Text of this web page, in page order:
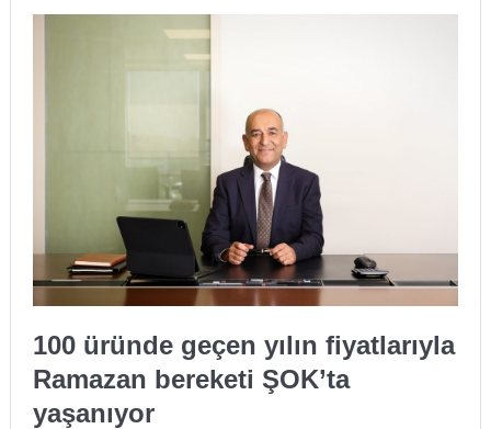
100 üründe geçen yılın fiyatlarıyla
Ramazan bereketi ŞOK’ta
yaşanıyor